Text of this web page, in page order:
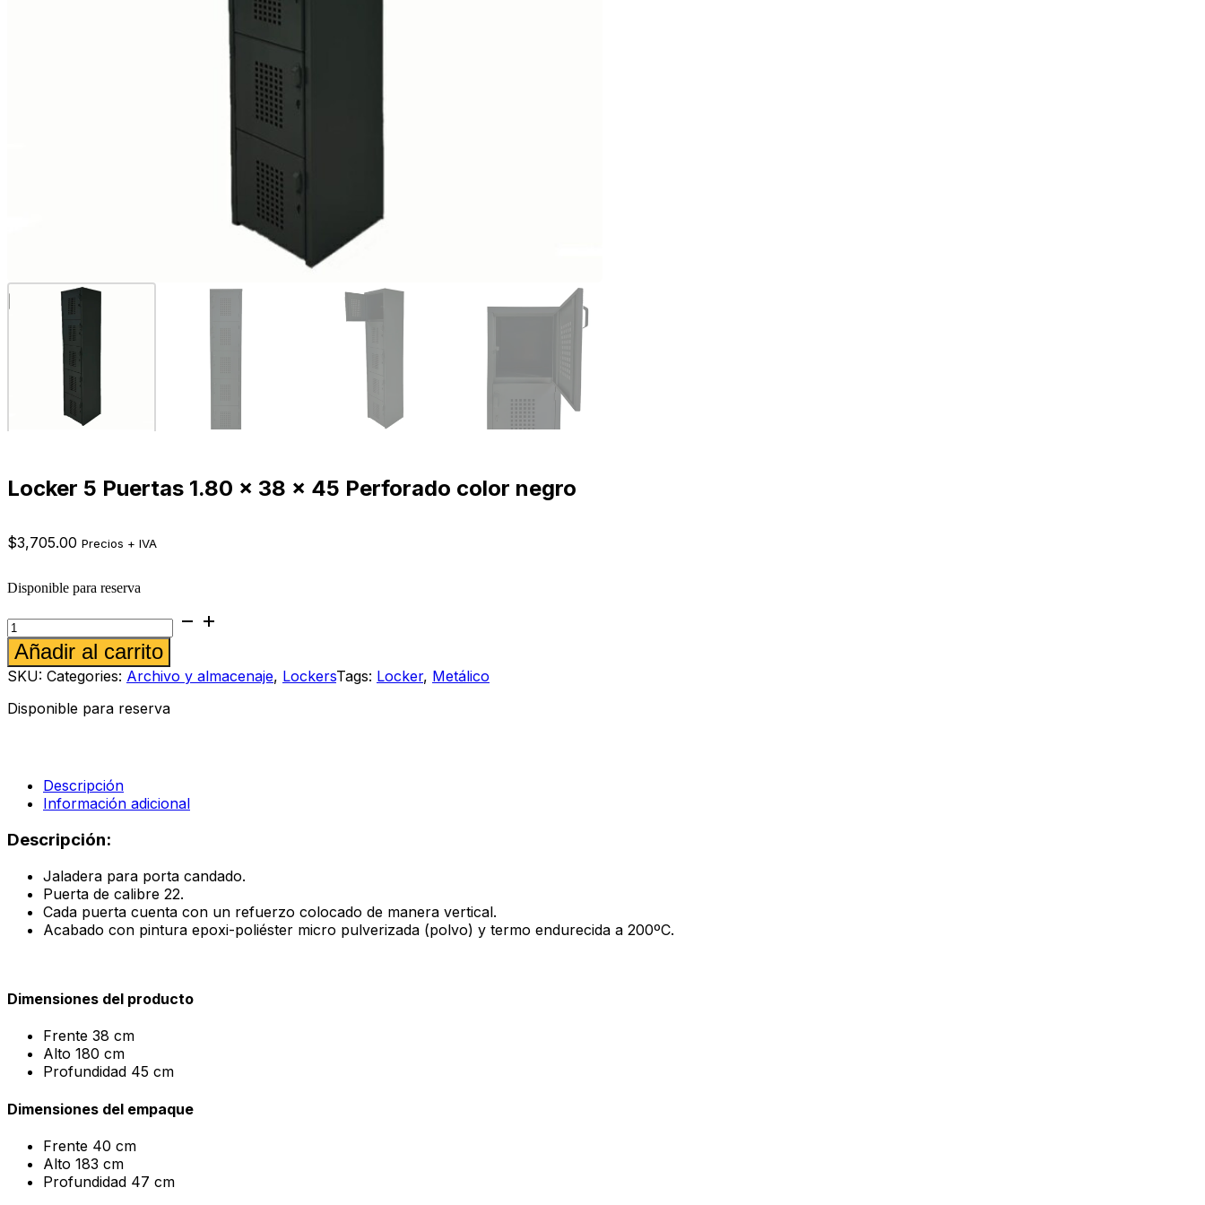
Locker 5 Puertas 1.80 x 38 x 45 Perforado color negro
$3,705.00 Precios + IVA
Disponible para reserva
Locker
5
Puertas
1.80
x
x
cantidad
Añadir al carrito
SKU: Categories: Archivo y almacenaje, LockersTags: Locker, Metálico
Disponible para reserva
Descripción
Información adicional
Descripción:
Jaladera para porta candado.
Puerta de calibre 22.
Cada puerta cuenta con un refuerzo colocado de manera vertical.
Acabado con pintura epoxi-poliéster micro pulverizada (polvo) y termo endurecida a 200ºC.
Dimensiones del producto
Frente 38 cm
Alto 180 cm
Profundidad 45 cm
Dimensiones del empaque
Frente 40 cm
Alto 183 cm
Profundidad 47 cm